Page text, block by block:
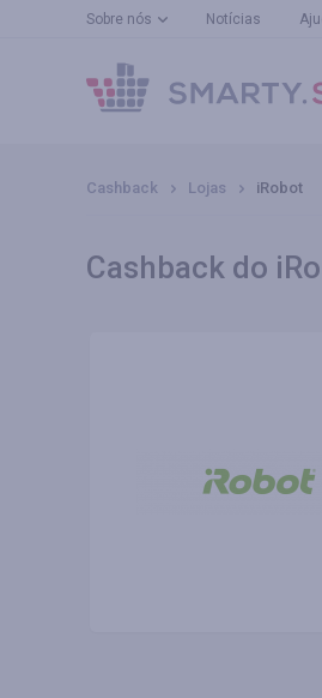
Sobre nós Notícias
Cashback Lojas iRobot
Cashback do